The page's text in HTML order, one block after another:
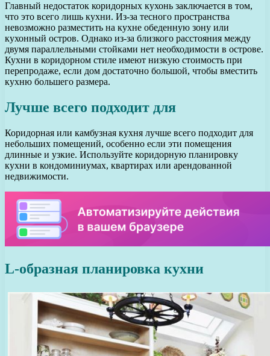
Главный недостаток коридорных кухонь заключается в том,
что это всего лишь кухни. Из-за тесного пространства
невозможно разместить на кухне обеденную зону или
кухонный остров. Однако из-за близкого расстояния между
двумя параллельными стойками нет необходимости в острове.
Кухни в коридорном стиле имеют низкую стоимость при
перепродаже, если дом достаточно большой, чтобы вместить
кухню большего размера.
Лучше всего подходит для
Коридорная или камбузная кухня лучше всего подходит для
небольших помещений, особенно если эти помещения
длинные и узкие. Используйте коридорную планировку
кухни в кондоминиумах, квартирах или арендованной
недвижимости.
L-образная планировка кухни